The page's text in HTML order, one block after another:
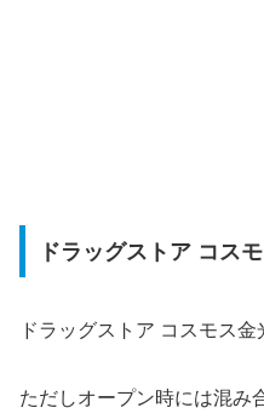
ドラッグストア コス
ドラッグストア コスモス金
ただしオープン時には混み